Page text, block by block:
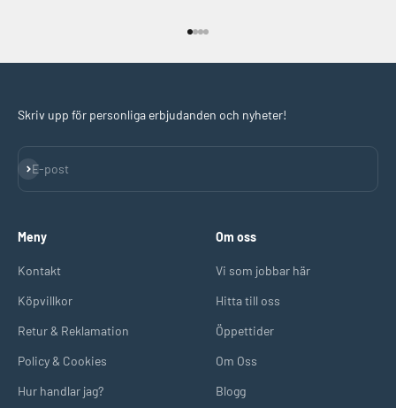
Skriv upp för personliga erbjudanden och nyheter!
E-post
Prenumerera
Meny
Kontakt
Köpvillkor
Retur & Reklamation
Policy & Cookies
Hur handlar jag?
Om oss
Vi som jobbar här
Hitta till oss
Öppettider
Om Oss
Blogg